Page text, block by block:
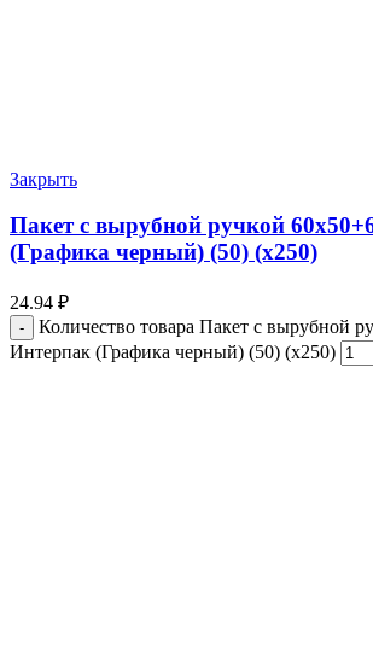
Закрыть
Пакет с вырубной ручкой
(Графика черный) (50) (х250)
24.94 ₽
Количество товара Пакет с вырубной
Интерпак (Графика черный) (50) (х250)